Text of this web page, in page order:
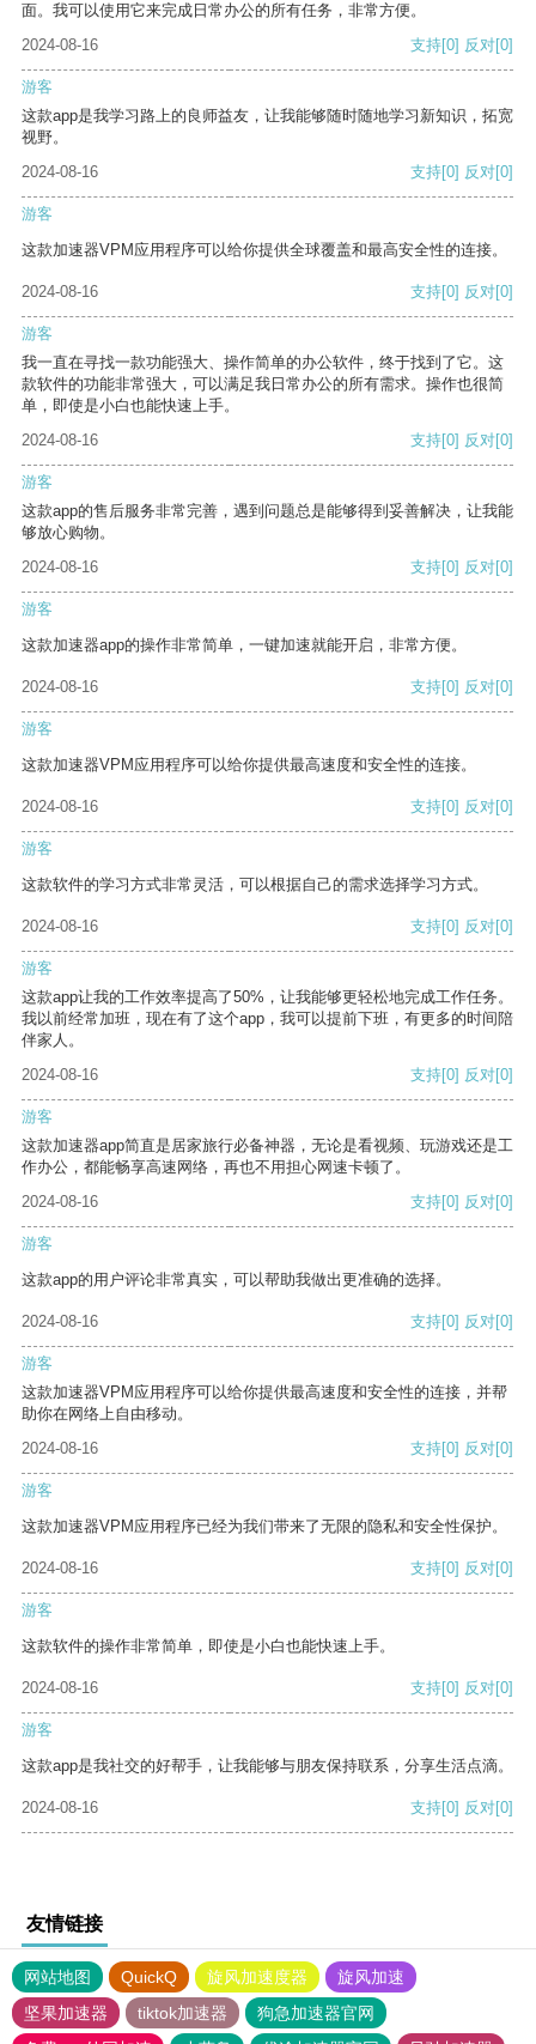
面。我可以使用它来完成日常办公的所有任务，非常方便。
2024-08-16
支持[0] 反对[0]
游客
这款app是我学习路上的良师益友，让我能够随时随地学习新知识，拓宽
视野。
2024-08-16
支持[0] 反对[0]
游客
这款加速器VPM应用程序可以给你提供全球覆盖和最高安全性的连接。
2024-08-16 支持[0] 反对[0]
游客
我一直在寻找一款功能强大、操作简单的办公软件，终于找到了它。这
款软件的功能非常强大，可以满足我日常办公的所有需求。操作也很简
单，即使是小白也能快速上手。
2024-08-16
支持[0] 反对[0]
游客
这款app的售后服务非常完善，遇到问题总是能够得到妥善解决，让我能
够放心购物。
2024-08-16
支持[0] 反对[0]
游客
这款加速器app的操作非常简单，一键加速就能开启，非常方便。
2024-08-16 支持[0] 反对[0]
游客
这款加速器VPM应用程序可以给你提供最高速度和安全性的连接。
2024-08-16 支持[0] 反对[0]
游客
这款软件的学习方式非常灵活，可以根据自己的需求选择学习方式。
2024-08-16 支持[0] 反对[0]
游客
这款app让我的工作效率提高了50%，让我能够更轻松地完成工作任务。
我以前经常加班，现在有了这个app，我可以提前下班，有更多的时间陪
伴家人。
2024-08-16
支持[0] 反对[0]
游客
这款加速器app简直是居家旅行必备神器，无论是看视频、玩游戏还是工
作办公，都能畅享高速网络，再也不用担心网速卡顿了。
2024-08-16
支持[0] 反对[0]
游客
这款app的用户评论非常真实，可以帮助我做出更准确的选择。
2024-08-16 支持[0] 反对[0]
游客
这款加速器VPM应用程序可以给你提供最高速度和安全性的连接，并帮
助你在网络上自由移动。
2024-08-16
支持[0] 反对[0]
游客
这款加速器VPM应用程序已经为我们带来了无限的隐私和安全性保护。
2024-08-16 支持[0] 反对[0]
游客
这款软件的操作非常简单，即使是小白也能快速上手。
2024-08-16 支持[0] 反对[0]
游客
这款app是我社交的好帮手，让我能够与朋友保持联系，分享生活点滴。
2024-08-16 支持[0] 反对[0]
友情链接
网站地图 QuickQ 旋风加速度器
旋风加速
坚果加速器
tiktok加速器
狗急加速器官网